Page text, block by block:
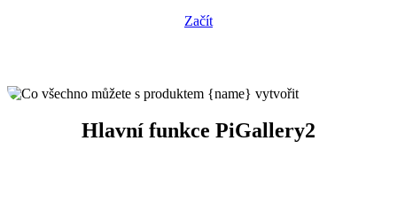
Začít
Hlavní funkce PiGallery2